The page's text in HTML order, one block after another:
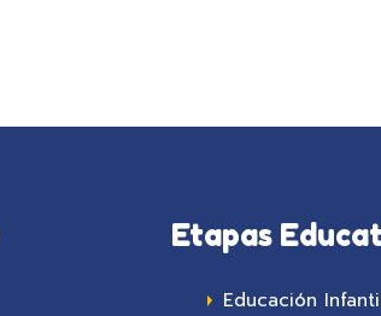
Etapas
Educación